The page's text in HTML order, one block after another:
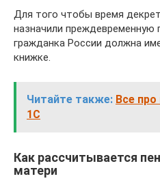
Для того чтобы время
назначили преждевременную
гражданка России должна
книжке.
Читайте также: Все
1С
Как рассчитывается
матери